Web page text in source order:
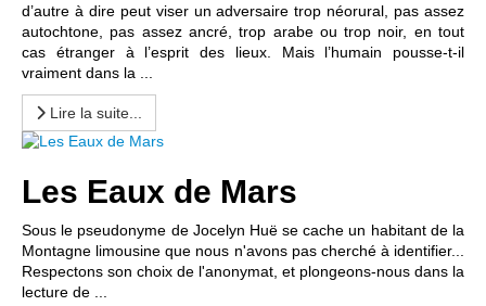
d’autre à dire peut viser un adversaire trop néorural, pas assez
autochtone, pas assez ancré, trop arabe ou trop noir, en tout
cas étranger à l’esprit des lieux. Mais l’humain pousse-t-il
vraiment dans la ...
Lire la suite...
Les Eaux de Mars
Sous le pseudonyme de Jocelyn Huë se cache un habitant de la
Montagne limousine que nous n'avons pas cherché à identifier...
Respectons son choix de l'anonymat, et plongeons-nous dans la
lecture de ...